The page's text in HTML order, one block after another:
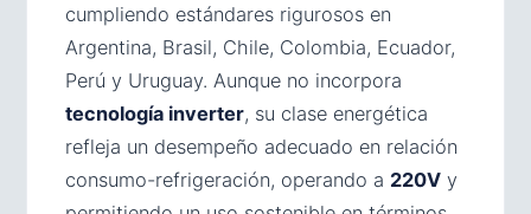
cumpliendo estándares rigurosos en
Argentina, Brasil, Chile, Colombia, Ecuador,
Perú y Uruguay. Aunque no incorpora
tecnología inverter, su clase energética
refleja un desempeño adecuado en relación
consumo-refrigeración, operando a 220V y